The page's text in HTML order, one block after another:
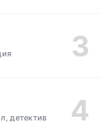
детектив